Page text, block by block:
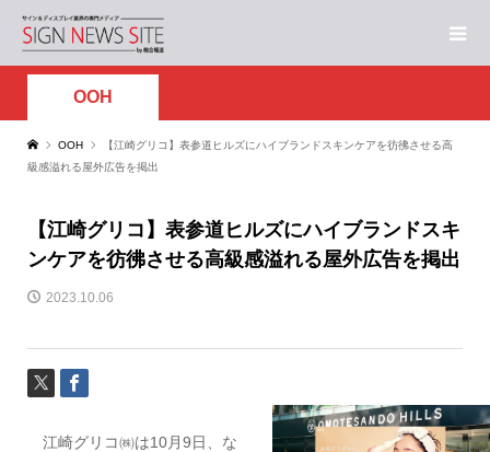
OOH
OOH
【江崎グリコ】表参道ヒルズにハイブランドスキンケアを彷彿させる高
級感溢れる屋外広告を掲出
【江崎グリコ】表参道ヒルズにハイブランドスキ
ンケアを彷彿させる高級感溢れる屋外広告を掲出
2023.10.06
江崎グリコ㈱は10月9日
、な